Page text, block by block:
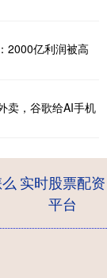
2000亿利润被高
卖，谷歌给AI手机
实时股票配资
平台